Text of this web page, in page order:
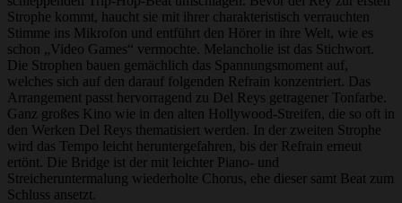
Strophe kommt, haucht sie mit ihrer charakteristisch verrauchten
Stimme ins Mikrofon und entführt den Hörer in ihre Welt, wie es
schon „Video Games“ vermochte. Melancholie ist das Stichwort.
Die Strophen bauen gemächlich das Spannungsmoment auf,
welches sich auf den darauf folgenden Refrain konzentriert. Das
Arrangement passt hervorragend zu Del Reys getragener Tonfarbe.
Ganz großes Kino wie in den alten Hollywood-Streifen, die so oft in
den Werken Del Reys thematisiert werden. In der zweiten Strophe
wird das Tempo leicht heruntergefahren, bis der Refrain erneut
ertönt. Die Bridge ist der mit leichter Piano- und
Streicheruntermalung wiederholte Chorus, ehe dieser samt Beat zum
Schluss ansetzt.